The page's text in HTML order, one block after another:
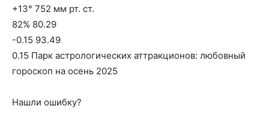
+13° 752 мм рт. ст.
82% 80.29
-0.15 93.49
0.15 Парк астрологических аттракционов: любовный
гороскоп на осень 2025
Нашли ошибку?